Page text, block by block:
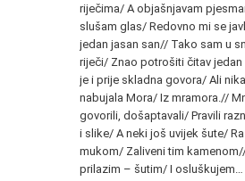
riječima/ A objašnjavam
slušam glas/ Redovno mi se
jedan jasan san// Tako sam u
riječi/ Znao potrošiti čitav jedan
je i prije skladna govora/ Ali
nabujala Mora/ Iz mramora.//
govorili, došaptavali/ Pravili
i slike/ A neki još uvijek šute/
mukom/ Zaliveni tim
prilazim – šutim/ I osluškujem…